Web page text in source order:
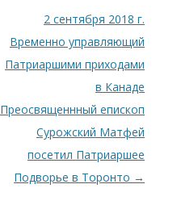
2 сентября 2018 г.
Временно управляющий
Патриаршими приходами
в Канаде
Преосвященнный епископ
Сурожский Матфей
посетил Патриаршее
Подворье в Торонто →